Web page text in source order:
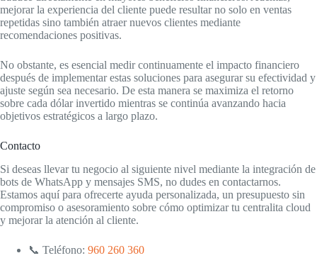
mejorar la experiencia del cliente puede resultar no solo en ventas
repetidas sino también atraer nuevos clientes mediante
recomendaciones positivas.
No obstante, es esencial medir continuamente el impacto financiero
después de implementar estas soluciones para asegurar su efectividad y
ajuste según sea necesario. De esta manera se maximiza el retorno
sobre cada dólar invertido mientras se continúa avanzando hacia
objetivos estratégicos a largo plazo.
Contacto
Si deseas llevar tu negocio al siguiente nivel mediante la integración de
bots de WhatsApp y mensajes SMS, no dudes en contactarnos.
Estamos aquí para ofrecerte ayuda personalizada, un presupuesto sin
compromiso o asesoramiento sobre cómo optimizar tu centralita cloud
y mejorar la atención al cliente.
📞 Teléfono: 960 260 360